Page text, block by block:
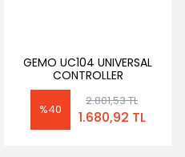
GEMO UC104 UNIVERSAL
CONTROLLER
%40
2.801,53 TL
1.680,92 TL